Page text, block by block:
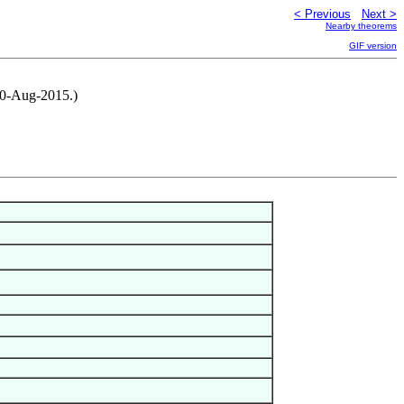
< Previous Next >
Nearby theorems
GIF version
Aug-2015.)